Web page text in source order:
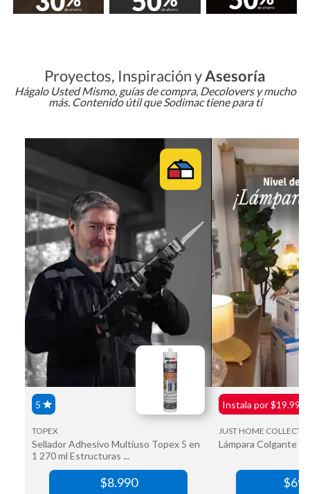
Proyectos, Inspiración yAsesoría
Hágalo Usted Mismo, guías de compra, Decolovers y mucho
más. Contenido útil que Sodimac tiene para ti